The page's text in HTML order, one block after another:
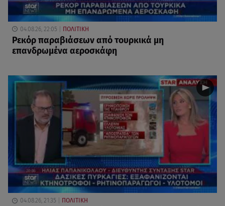
04.08.26, 22:05 ΠΟΛΙΤΙΚΗ
Ρεκόρ παραβιάσεων από τουρκικά μη
επανδρωμένα αεροσκάφη
04.08.26, 21:35 ΠΟΛΙΤΙΚΗ